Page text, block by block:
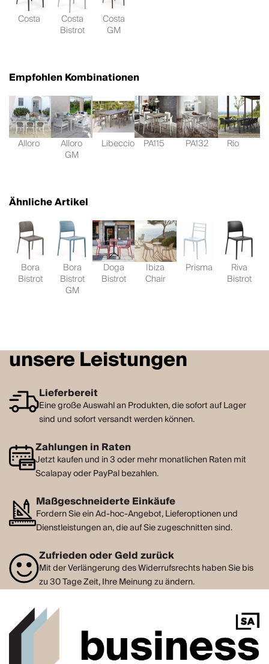
Costa Costa
Bistrot
Costa
GM
Empfohlen Kombinationen
Alloro Alloro
GM
Libeccio PA115 PA132 Rio
Ähnliche Artikel
Bora
Bistrot
Bora
Bistrot
GM
Doga
Bistrot
Ibiza
Chair
Prisma Riva
Bistrot
unsere Leistungen
Lieferbereit
Eine große Auswahl an Produkten, die sofort auf Lager
sind und sofort versandt werden können.
Zahlungen in Raten
Jetzt kaufen und in 3 oder mehr monatlichen Raten mit
Scalapay oder PayPal bezahlen.
Maßgeschneiderte Einkäufe
Fordern Sie ein Ad-hoc-Angebot, Lieferoptionen und
Dienstleistungen an, die auf Sie zugeschnitten sind.
Zufrieden oder Geld zurück
Mit der Verlängerung des Widerrufsrechts haben Sie bis
zu 30 Tage Zeit, Ihre Meinung zu ändern.